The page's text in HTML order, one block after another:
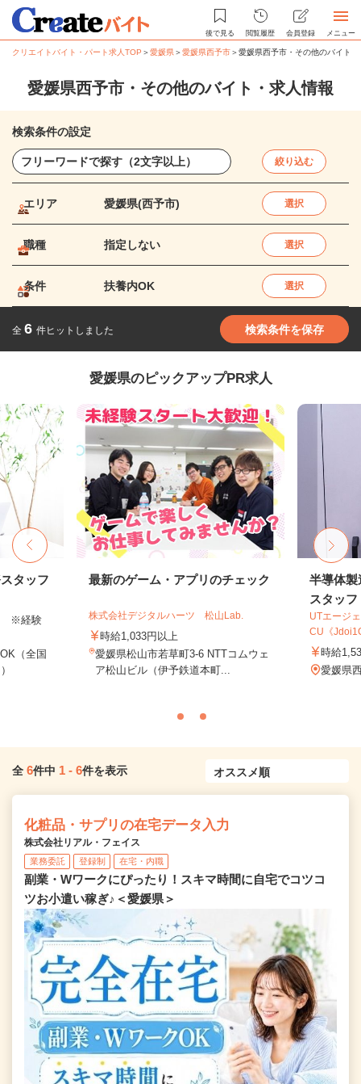
後で見る 閲覧履歴 会員登録 メニュー
クリエイトバイト・パート求人TOP ＞愛媛県＞愛媛県西予市＞愛媛県西予市・その他のバイト
愛媛県西予市・その他のバイト・求人情報
検索条件の設定
絞り込む
エリア 愛媛県(西予市) 選択
職種 指定しない 選択
条件 扶養内OK 選択
全 6 件ヒットしました 検索条件を保存
愛媛県のピックアップPR求人
タッフ
※経験
（全国
最新のゲーム・アプリのチェック
株式会社デジタルハーツ 松山Lab.
時給1,033円以上
愛媛県松山市若草町3-6 NTTコムウェ
ア松山ビル（伊予鉄道本町...
半導体製
スタッフ
UTエージ
CU《
時給
愛媛県
全 6件中 1 - 6件を表示
化粧品・サプリの在宅データ入力
株式会社リアル・フェイス
業務委託 登録制 在宅・内職
副業・Wワークにぴったり！スキマ時間に自宅でコツコ
ツお小遣い稼ぎ♪＜愛媛県＞